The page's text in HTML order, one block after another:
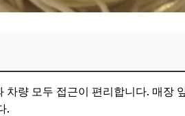
량 모두 접근이 편리합니다. 매장
.